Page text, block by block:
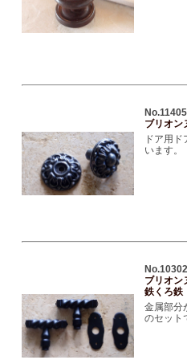
ブリオン
ドア用
います。
ブリオン
鉄くろ鉄
金属部分
のセット